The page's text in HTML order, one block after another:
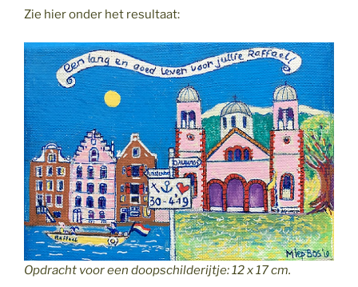
Zie hier onder het resultaat:
Opdracht voor een doopschilderijtje: 12 x 17 cm.